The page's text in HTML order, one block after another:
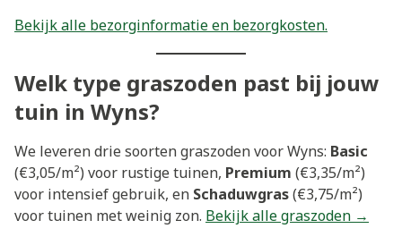
Bekijk alle bezorginformatie en bezorgkosten.
Welk type graszoden past bij jouw
tuin in Wyns?
We leveren drie soorten graszoden voor Wyns: Basic
(€3,05/m²) voor rustige tuinen, Premium (€3,35/m²)
voor intensief gebruik, en Schaduwgras(€3,75/m²)
voor tuinen met weinig zon. Bekijk alle graszoden →